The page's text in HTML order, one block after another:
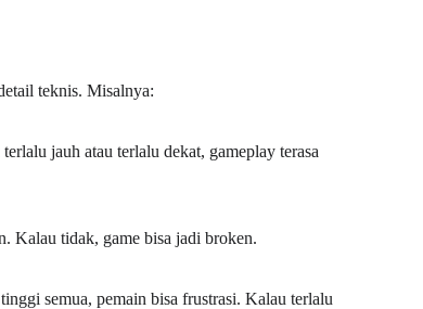
teknis. Misalnya:
jauh atau terlalu dekat, gameplay terasa
Kalau tidak, game bisa jadi broken.
semua, pemain bisa frustrasi. Kalau terlalu